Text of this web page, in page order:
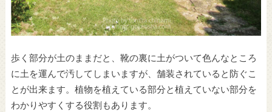
歩く部分が土のままだと、靴の裏に土がついて色んなところ
に土を運んで汚してしまいますが、舗装されていると防ぐこ
とが出来ます。植物を植えている部分と植えていない部分を
わかりやすくする役割もあります。